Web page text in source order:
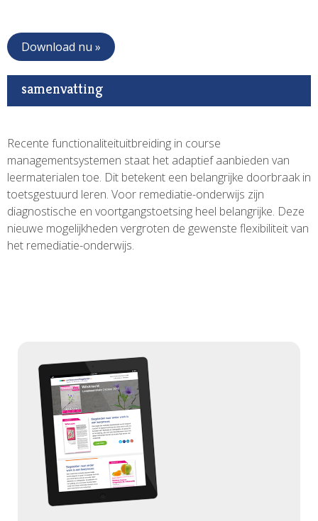
Download nu »
samenvatting
Recente functionaliteituitbreiding in course
managementsystemen staat het adaptief aanbieden van
leermaterialen toe. Dit betekent een belangrijke doorbraak in
toetsgestuurd leren. Voor remediatie-onderwijs zijn
diagnostische en voortgangstoetsing heel belangrijke. Deze
nieuwe mogelijkheden vergroten de gewenste flexibiliteit van
het remediatie-onderwijs.